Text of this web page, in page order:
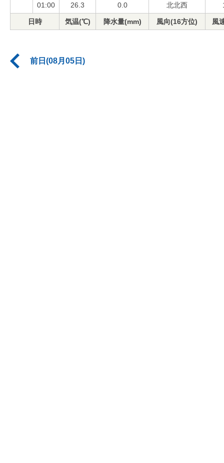
01:00 26.3 0.0 北北西
日時 気温(℃) 降水量(mm) 風向(16方位) 風
前日(08月05日)